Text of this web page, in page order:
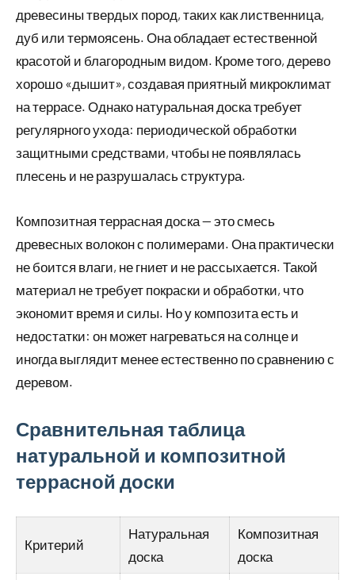
древесины твердых пород, таких как лиственница,
дуб или термоясень. Она обладает естественной
красотой и благородным видом. Кроме того, дерево
хорошо «дышит», создавая приятный микроклимат
на террасе. Однако натуральная доска требует
регулярного ухода: периодической обработки
защитными средствами, чтобы не появлялась
плесень и не разрушалась структура.
Композитная террасная доска — это смесь
древесных волокон с полимерами. Она практически
не боится влаги, не гниет и не рассыхается. Такой
материал не требует покраски и обработки, что
экономит время и силы. Но у композита есть и
недостатки: он может нагреваться на солнце и
иногда выглядит менее естественно по сравнению с
деревом.
Сравнительная таблица
натуральной и композитной
террасной доски
Критерий
Натуральная
доска
Композитная
доска